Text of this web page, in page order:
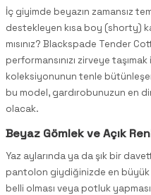
İç giyimde beyazın zamansız
destekleyen kısa boy (shorty)
mısınız? Blackspade Tender
performansınızı zirveye
koleksiyonunun tenle
bu model, gardırobunuzun en
olacak.
Beyaz Gömlek ve Açık
Yaz aylarında ya da şık bir
pantolon giydiğinizde en büyük
belli olması veya potluk